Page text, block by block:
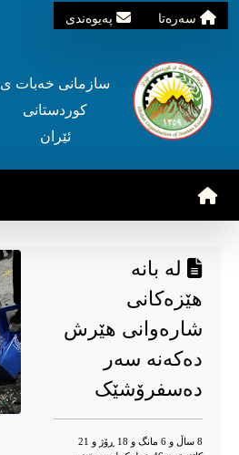
سه‌ره‌تا په‌یوه‌ندی
سازمانی خه‌بات ی
کوردستانی
ئێران
لە بانە
هێزەکانی
شارەوانی هێرش
دەکەنە سەر
دەسفرۆشێک
8 ساڵ و 6 مانگ و 18 ڕۆژ و 21